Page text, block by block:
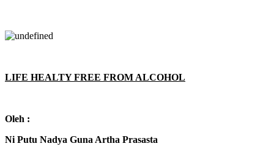
LIFE HEALTY FREE FROM ALCOHOL
Oleh :
Ni Putu Nadya Guna Artha Prasasta